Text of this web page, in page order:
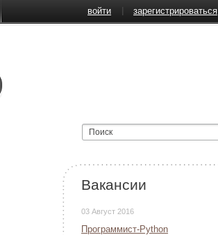
войти зарегистрироваться
Вакансии
03 Август 2016
Программист-Python